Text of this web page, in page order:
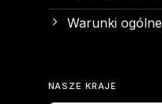
Warunki ogólne
NASZE KRAJE